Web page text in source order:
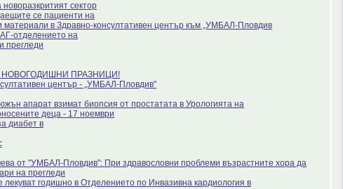
сектор
се пациенти на
в Здравно-консултативен център към „УМБАЛ-Пловдив
отделението на
прегледи
НОВОГОДИШНИ ПРАЗНИЦИ!
център - „УМБАЛ-Пловдив"
апарат взимат биопсия от простатата в Урологията на
деца - 17 ноември
диабет в
от "УМБАЛ-Пловдив": При здравословни проблеми възрастните хора да
на прегледи
лекуват годишно в Отделението по Инвазивна кардиология в